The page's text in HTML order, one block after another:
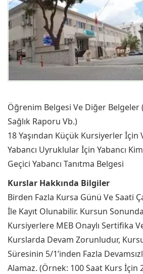
Öğrenim Belgesi Ve Diğer Belgeler
Sağlık Raporu Vb.)
18 Yaşından Küçük Kursiyerler İçin
Yabancı Uyruklular İçin Yabancı
Geçici Yabancı Tanıtma Belgesi
Kurslar Hakkında Bilgiler
Birden Fazla Kursa Günü Ve Saati
İle Kayıt Olunabilir. Kursun
Kursiyerlere MEB Onaylı Sertifika
Kurslarda Devam Zorunludur,
Süresinin 5/1’inden Fazla
Alamaz. (Örnek: 100 Saat Kurs İçin